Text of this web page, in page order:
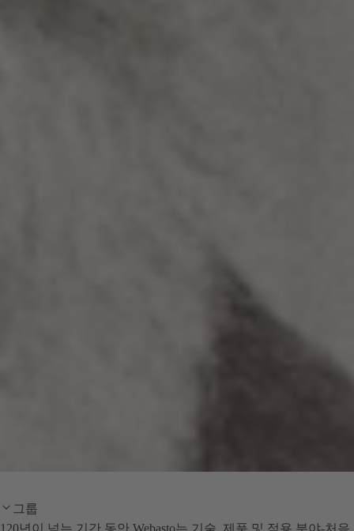
그룹
120년이 넘는 기간 동안 Webasto는 기술, 제품 및 적용 분야-처음